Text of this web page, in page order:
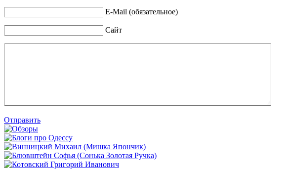
E-Mail (обязательное)
Сайт
Отправить